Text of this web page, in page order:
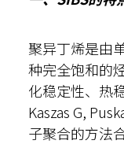
聚异丁烯是由
种完全饱和的
化稳定性、热
Kaszas G,
子聚合的方法